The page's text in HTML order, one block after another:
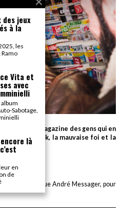
est le magazine des gens qui en
(le rock, la mauvaise foi et la
: CBE, 6 rue André Messager, pour
des jeux
à la
les
Vita et
avec
Sabotage,
là
en
de